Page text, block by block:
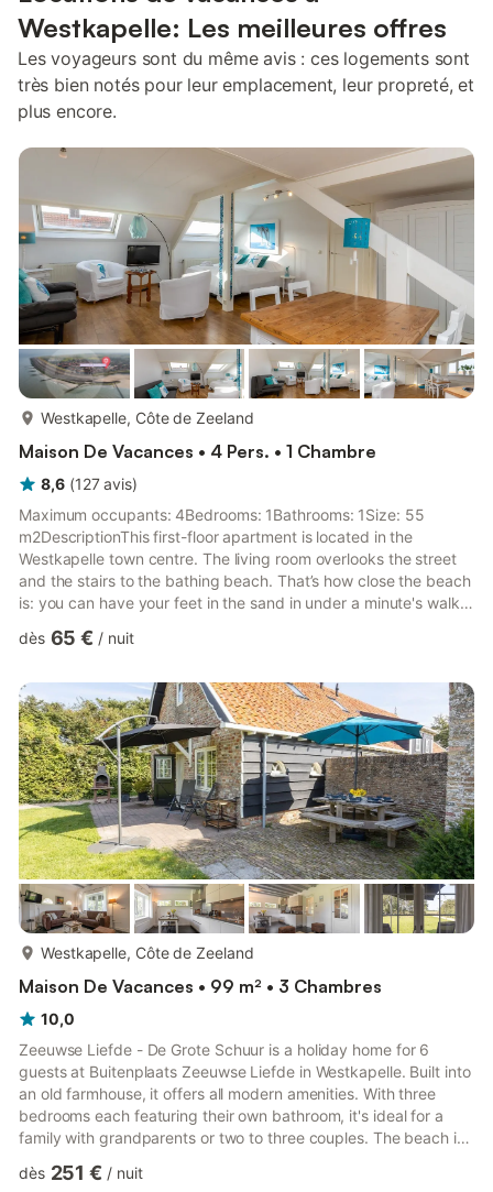
Westkapelle: Les meilleures offres
Les voyageurs sont du même avis : ces logements sont
très bien notés pour leur emplacement, leur propreté, et
plus encore.
Westkapelle, Côte de Zeeland
Maison De Vacances • 4 Pers. • 1 Chambre
8,6 (127 avis)
Maximum occupants: 4Bedrooms: 1Bathrooms: 1Size: 55
m2DescriptionThis first-floor apartment is located in the
Westkapelle town centre. The living room overlooks the street
and the stairs to the bathing beach. That’s how close the beach
is: you can have your feet in the sand in under a minute's walk.
hallway, where doors lead to the bathroom and bedroom, and
living room feels bright and spacious. The sitting area has a
sofa, two chairs and a flat-screen TV. There is also ...
dès 65 € / nuit
Westkapelle, Côte de Zeeland
Maison De Vacances • 99 m² • 3 Chambres
10,0
Zeeuwse Liefde - De Grote Schuur is a holiday home for 6
guests at Buitenplaats Zeeuwse Liefde in Westkapelle. Built into
an old farmhouse, it offers all modern amenities. With three
bedrooms each featuring their own bathroom, it's ideal for a
family with grandparents or two to three couples. The beach is
grounds of Zeeuwse Liefde. Pets are not allowed. For other
dès 251 € / nuit